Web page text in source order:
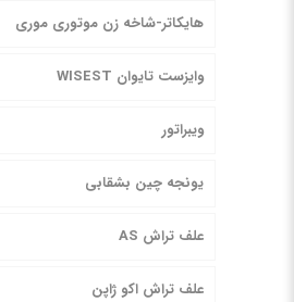
هایکاتر-شاخه زن موتوری موری
وایزست تایوان WISEST
ویبراتور
یونجه چین بشقابی
علف تراش AS
علف تراش اکو ژاپن